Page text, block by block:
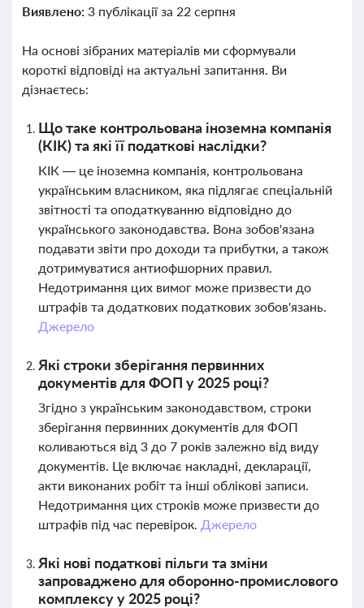
Виявлено: 3 публікації за 22 серпня
На основі зібраних матеріалів ми сформували
короткі відповіді на актуальні запитання. Ви
дізнаєтесь:
Що таке контрольована іноземна компанія
(КІК) та які її податкові наслідки?
КІК — це іноземна компанія, контрольована
українським власником, яка підлягає спеціальній
звітності та оподаткуванню відповідно до
українського законодавства. Вона зобов'язана
подавати звіти про доходи та прибутки, а також
дотримуватися антиофшорних правил.
Недотримання цих вимог може призвести до
штрафів та додаткових податкових зобов'язань.
Джерело
Які строки зберігання первинних
документів для ФОП у 2025 році?
Згідно з українським законодавством, строки
зберігання первинних документів для ФОП
коливаються від 3 до 7 років залежно від виду
документів. Це включає накладні, декларації,
акти виконаних робіт та інші облікові записи.
Недотримання цих строків може призвести до
штрафів під час перевірок. Джерело
Які нові податкові пільги та зміни
запроваджено для оборонно-промислового
комплексу у 2025 році?